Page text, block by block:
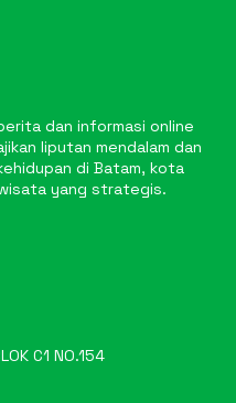
dan informasi online
liputan mendalam dan
di Batam, kota
yang strategis.
C1 NO.154